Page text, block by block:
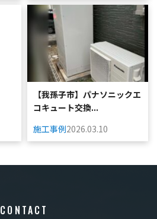
【我孫子市】パナソニックエ
コキュート交換...
施工事例2026.03.10
CONTACT